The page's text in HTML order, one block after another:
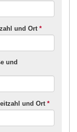
und Ort *
und
und Ort *